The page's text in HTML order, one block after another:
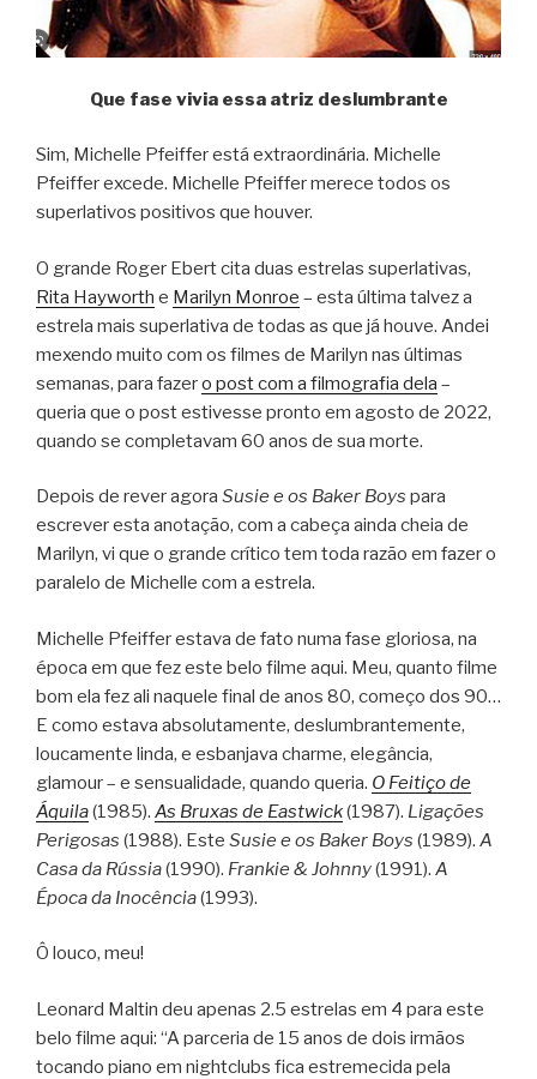
Que fase vivia essa atriz deslumbrante
Sim, Michelle Pfeiffer está extraordinária. Michelle
Pfeiffer excede. Michelle Pfeiffer merece todos os
superlativos positivos que houver.
O grande Roger Ebert cita duas estrelas superlativas,
Rita Hayworth e Marilyn Monroe – esta última talvez a
estrela mais superlativa de todas as que já houve. Andei
mexendo muito com os filmes de Marilyn nas últimas
semanas, para fazero post com a filmografia dela –
queria que o post estivesse pronto em agosto de 2022,
quando se completavam 60 anos de sua morte.
Depois de rever agora Susie e os Baker Boys para
escrever esta anotação, com a cabeça ainda cheia de
Marilyn, vi que o grande crítico tem toda razão em fazer o
paralelo de Michelle com a estrela.
Michelle Pfeiffer estava de fato numa fase gloriosa, na
época em que fez este belo filme aqui. Meu, quanto filme
bom ela fez ali naquele final de anos 80, começo dos 90…
E como estava absolutamente, deslumbrantemente,
loucamente linda, e esbanjava charme, elegância,
glamour – e sensualidade, quando queria. O Feitiço de
Áquila(1985). As Bruxas de Eastwick(1987). Ligações
Perigosas (1988). Este Susie e os Baker Boys (1989). A
Casa da Rússia(1990). Frankie & Johnny(1991). A
Época da Inocência(1993).
Ô louco, meu!
Leonard Maltin deu apenas 2.5 estrelas em 4 para este
belo filme aqui: “A parceria de 15 anos de dois irmãos
tocando piano em nightclubs fica estremecida pela